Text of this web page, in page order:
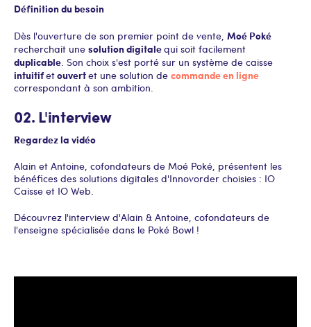
Définition du besoin
Dès l'ouverture de son premier point de vente, Moé Poké
recherchait une solution digitalequi soit facilement
duplicable. Son choix s'est porté sur un système de caisse
intuitifetouvertet une solution de commande en ligne
correspondant à son ambition.
02. L'interview
Regardez la vidéo
Alain et Antoine, cofondateurs de Moé Poké, présentent les
bénéfices des solutions digitales d'Innovorder choisies : IO
Caisse et IO Web.
Découvrez l'interview d'Alain & Antoine, cofondateurs de
l'enseigne spécialisée dans le Poké Bowl !